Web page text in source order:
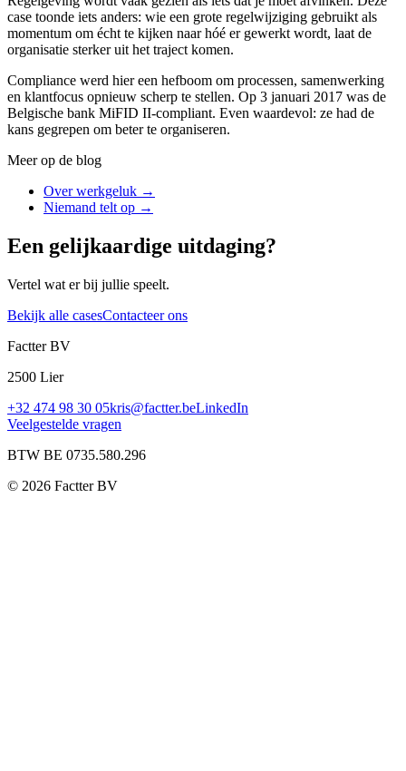
case toonde iets anders: wie een grote regelwijziging gebruikt als
momentum om écht te kijken naar hóé er gewerkt wordt, laat de
organisatie sterker uit het traject komen.
Compliance werd hier een hefboom om processen, samenwerking
en klantfocus opnieuw scherp te stellen. Op 3 januari 2017 was de
Belgische bank MiFID II-compliant. Even waardevol: ze had de
kans gegrepen om beter te organiseren.
Meer op de blog
Over werkgeluk →
Niemand telt op →
Een gelijkaardige uitdaging?
Vertel wat er bij jullie speelt.
Bekijk alle casesContacteer ons
Factter BV
2500 Lier
+32 474 98 30 05kris@factter.beLinkedIn
Veelgestelde vragen
BTW BE 0735.580.296
© 2026 Factter BV